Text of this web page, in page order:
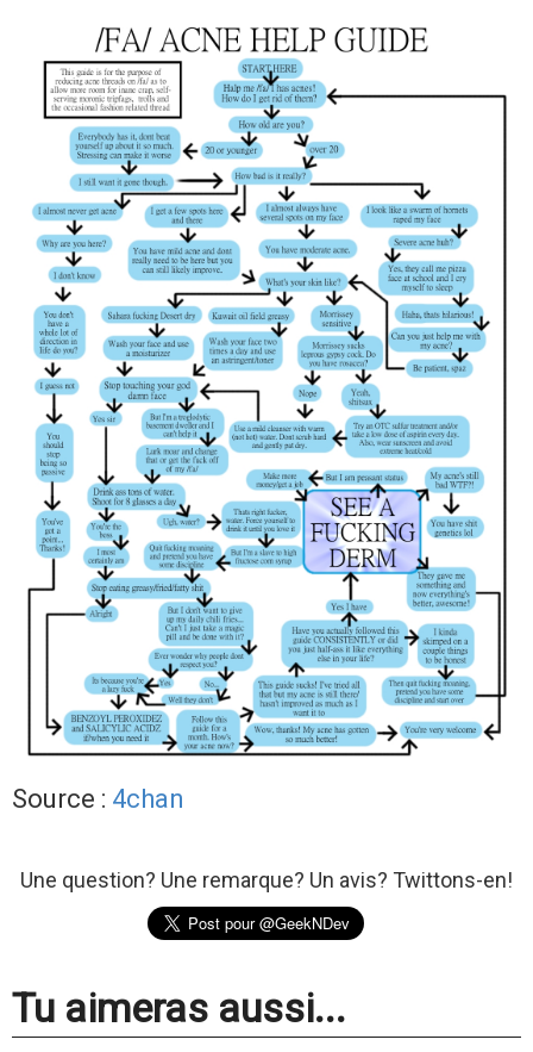
Source : 4chan
Une question? Une remarque? Un avis? Twittons-en!
Tu aimeras aussi...